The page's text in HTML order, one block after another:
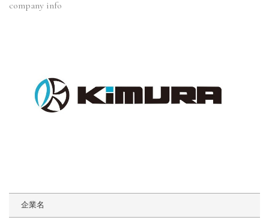
company info
企業名